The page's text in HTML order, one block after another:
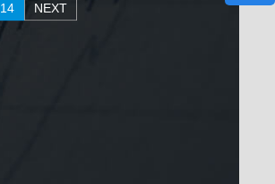
14 NEXT